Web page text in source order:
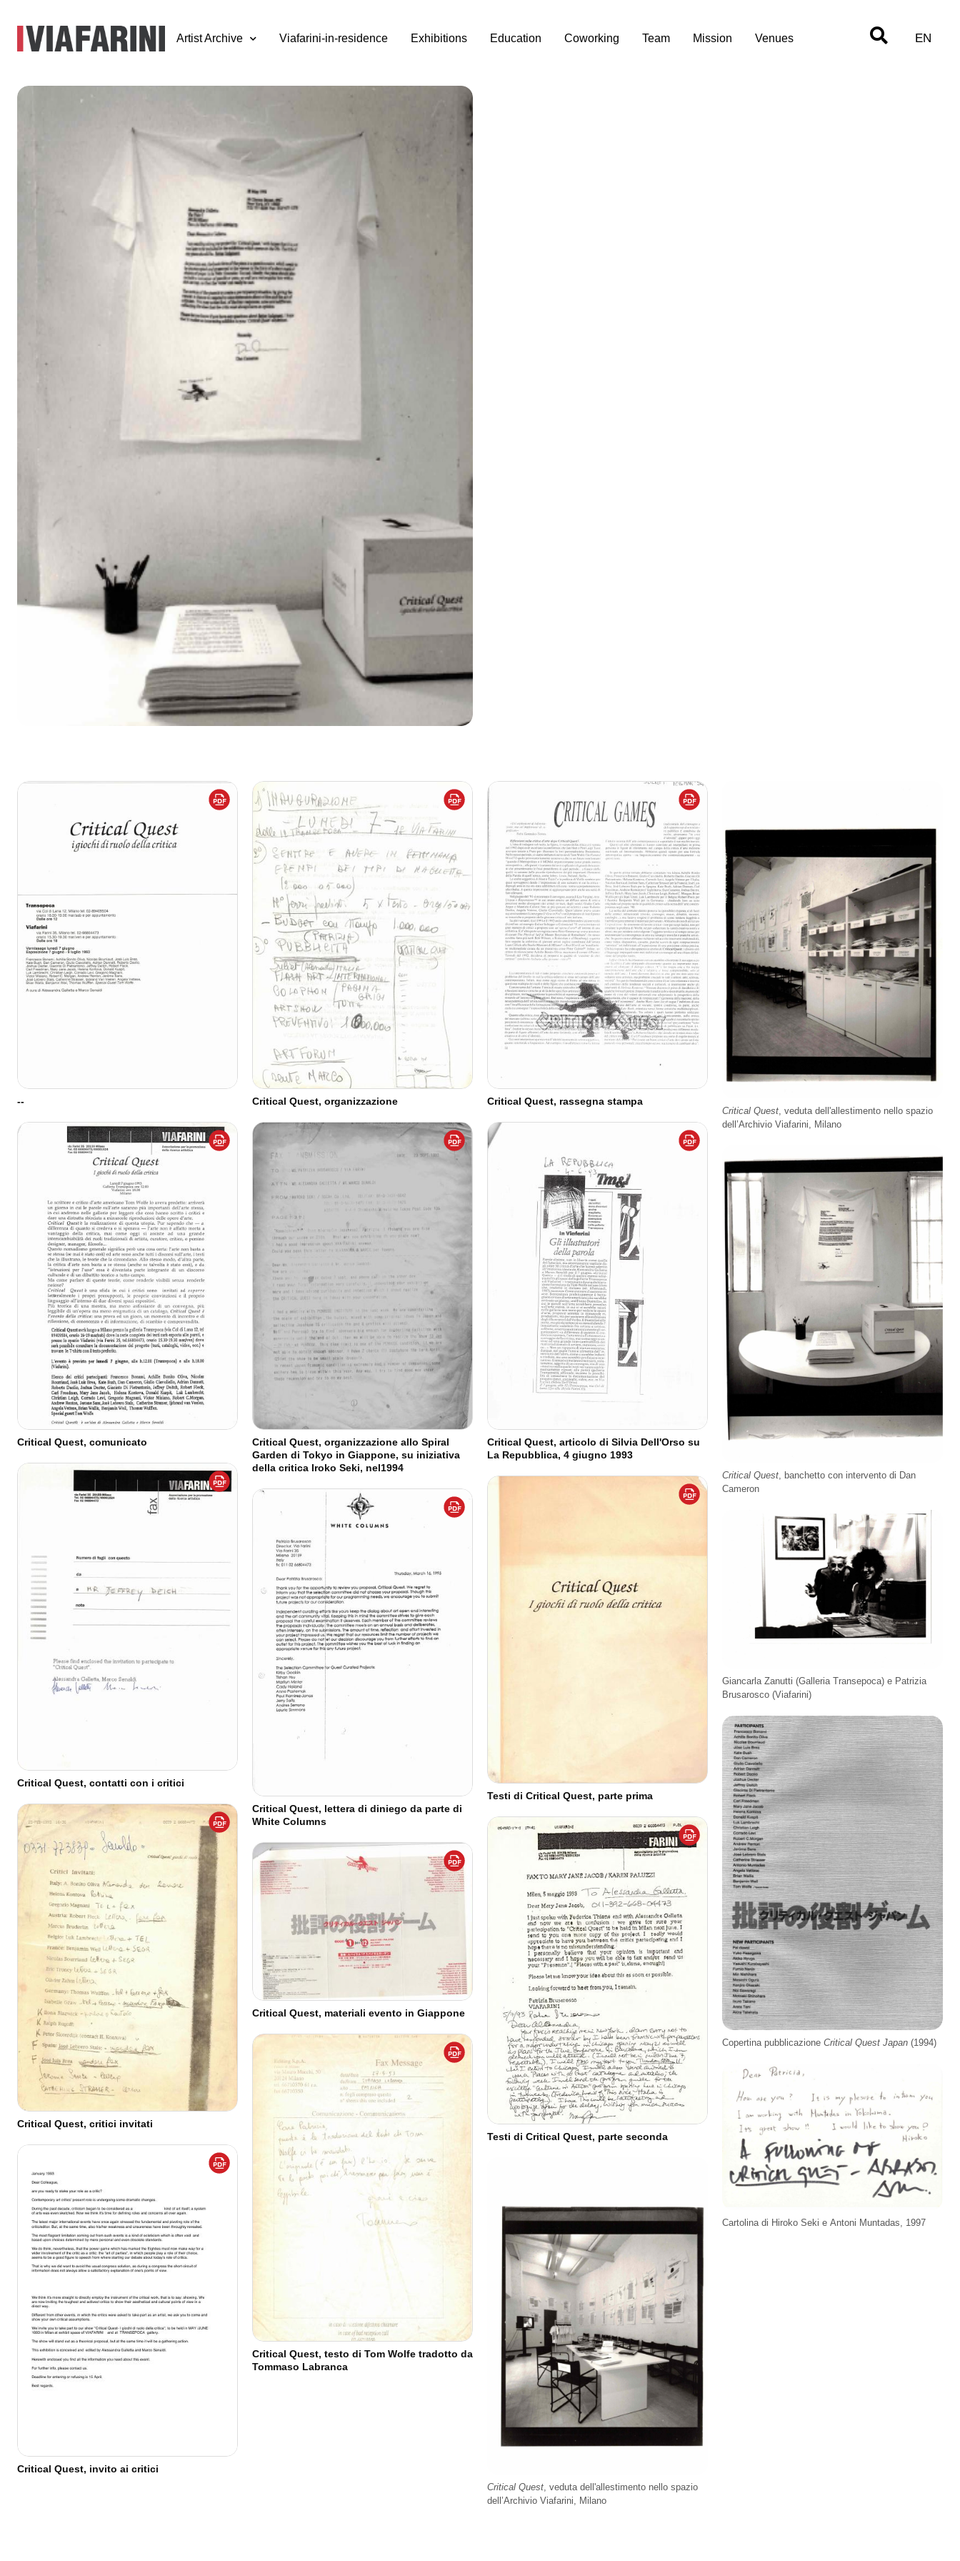
Artist Archive Viafarini-in-residence Exhibitions Education Coworking Team Mission Venues EN
Critical Quest. I
giochi di ruolo della
critica
a cura di Marco Senaldi e Alessandra Galletta
è una sfida in cui i critici sono invitati ad esporre letteralmente i propri
presupposti, le proprie convinzioni e il proprio linguaggio all'interno di due diversi spazi
Più teorica di una mostra, ma meno enigmatica di un catalogo, Critical Quest è l'evento
F. Bonami, A. Bonito Oliva, N. Bourriaud, K. Bush, D. Cameron, G. Ciavoliello, A.
Jacob, H. Kontova, D. Kuspit, L. Lambrecht, C. Leigh, C. Levi, G. Magnani, V. Misiano,
Weil, T. Wulffen (in collaborazione con Galleria Transepoca, Milano)
"Iroko Seki, giovane critica giapponese, nel 1993 era venuta in Italia per la Biennale di
Venezia ed era passata a Milano allo spazio Viafarini per vedere la mostra di David
Mach, artista inglese che aveva esposto anche in Giappone. Nello spazio dell’Archivio
Iroko aveva trovato allestito il progetto Critical Quest, con tutte le magliette con i testi dei
critici. Iroko fu entusiasta e chiese di portare il progetto a Tokyo. Comincio’ una lunga
trattativa con Alessandra Galletta e alla fine, nel 1994, si andò tutti allo Spiral Garden".
--
Critical Quest, comunicato
Critical Quest, contatti con i critici
Critical Quest, critici invitati
Critical Quest, invito ai critici
Critical Quest, organizzazione
Critical Quest, organizzazione allo Spiral
Garden di Tokyo in Giappone, su iniziativa
della critica Iroko Seki, nel1994
Critical Quest, lettera di diniego da parte di
White Columns
Critical Quest, materiali evento in Giappone
Critical Quest, testo di Tom Wolfe tradotto da
Tommaso Labranca
Critical Quest, rassegna stampa
Critical Quest, articolo di Silvia Dell'Orso su
La Repubblica, 4 giugno 1993
Testi di Critical Quest, parte prima
Testi di Critical Quest, parte seconda
Critical Quest, veduta dell'allestimento nello spazio
dell’Archivio Viafarini, Milano
Critical Quest, veduta dell'allestimento nello spazio
dell’Archivio Viafarini, Milano
Critical Quest, banchetto con intervento di Dan
Cameron
Giancarla Zanutti (Galleria Transepoca) e Patrizia
Brusarosco (Viafarini)
Copertina pubblicazione Critical Quest Japan (1994)
Cartolina di Hiroko Seki e Antoni Muntadas, 1997